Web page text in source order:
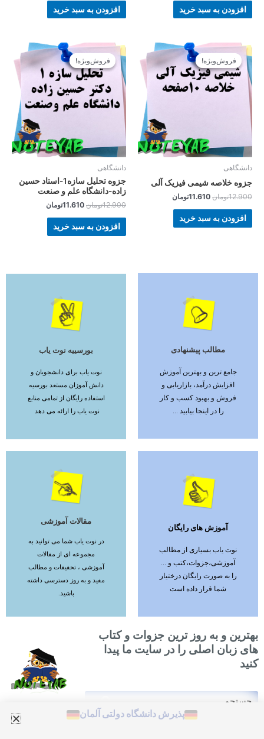
افزودن به سبد خرید افزودن به سبد خرید
فروش‌ویژه!
فروش‌ویژه!
دانشگاهی
جزوه خلاصه شیمی فیزیک آلی
12.900تومان
قیمت
اصلی
12.900تومان
بود.
11.610تومان
قیمت
11.610تومان
است.
افزودن به سبد خرید
فروش‌ویژه!
فروش‌ویژه!
دانشگاهی
جزوه تحلیل سازه1-استاد حسین
زاده-دانشگاه علم و صنعت
12.900تومان
قیمت
اصلی
بود.
11.610تومان
قیمت
11.610تومان
است.
افزودن به سبد خرید
مطالب پیشنهادی
جامع ترین و بهترین آموزش
افزایش درآمد، بازاریابی و
فروش و بهبود کسب و کار
را در اینجا بیابید ...
ادامه مطلب بورسییه نوت یاب
نوت یاب برای دانشجویان و
دانش آموزان مستعد بورسیه
استفاده رایگان از تمامی منابع
نوت یاب را ارائه می دهد
ادامه مطلب
آموزش های رایگان
نوت یاب بسیاری از مطالب
آموزشی،جزوات،کتب و ...
را به صورت رایگان درختیار
شما قرار داده است
ادامه مطلب
مقالات آموزشی
در نوت یاب شما می توانید به
مجموعه ای از مقالات
آموزشی ، تحقیقات و مطالب
مفید و به روز دسترسی داشته
باشید.
بهترین و به روز ترین جزوات و کتاب
های زبان اصلی را در سایت ما پیدا
کنید
Search
Search
پذیرش دانشگاه دولتی آلمان